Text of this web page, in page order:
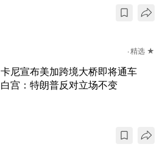
精选 ★
卡尼宣布美加跨境大桥即将通车
白宫：特朗普反对立场不变